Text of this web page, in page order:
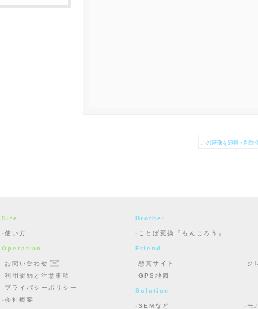
この画像を通報・削除
Site
使い方
Operation
お問い合わせ
利用規約と注意事項
プライバシーポリシー
会社概要
Brother
ことば変換『もんじろう』
Friend
懸賞サイト
ク
GPS地図
Solution
SEMなど モ